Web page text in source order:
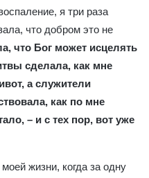
я три раза
что добром это не
что Бог может исцелять
сделала, как мне
а служители
как по мне
– и с тех пор, вот уже
жизни, когда за одну